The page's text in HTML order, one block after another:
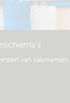
van vakmensen.